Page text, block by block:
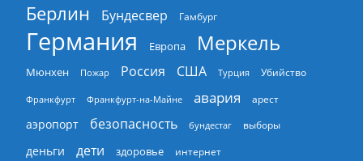
Берлин
Бундесвер Гамбург
Германия Европа Меркель
Мюнхен Пожар Россия США Турция Убийство
Франкфурт Франкфурт-на-Майне авария арест
аэропорт безопасность бундестаг выборы
деньги дети здоровье интернет